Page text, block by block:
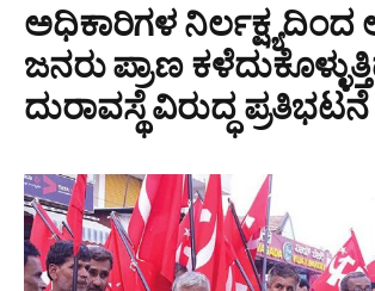
ಅಧಿಕಾರಿಗಳ
ಜನರು ಪ್ರಾಣ
ದುರಾವಸ್ಥೆ ವಿರುದ್ಧ ಪ್ರತಿಭಟನೆ